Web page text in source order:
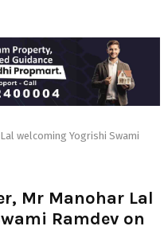
welcoming Yogrishi Swami
Mr Manohar Lal
Ramdev on